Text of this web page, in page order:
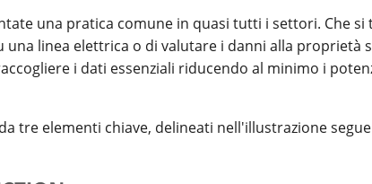
una pratica comune in quasi tutti i settori. Che
linea elettrica o di valutare i danni alla proprietà
i dati essenziali riducendo al minimo i
tre elementi chiave, delineati nell'illustrazione